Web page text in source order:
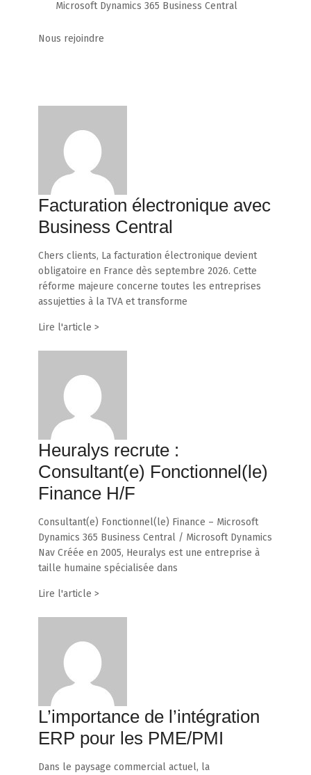
Microsoft Dynamics 365 Business Central
Nous rejoindre
Facturation électronique avec
Business Central
Chers clients, La facturation électronique devient
obligatoire en France dès septembre 2026. Cette
réforme majeure concerne toutes les entreprises
assujetties à la TVA et transforme
Lire l'article >
Heuralys recrute :
Consultant(e) Fonctionnel(le)
Finance H/F
Consultant(e) Fonctionnel(le) Finance – Microsoft
Dynamics 365 Business Central / Microsoft Dynamics
Nav Créée en 2005, Heuralys est une entreprise à
taille humaine spécialisée dans
Lire l'article >
L’importance de l’intégration
ERP pour les PME/PMI
Dans le paysage commercial actuel, la